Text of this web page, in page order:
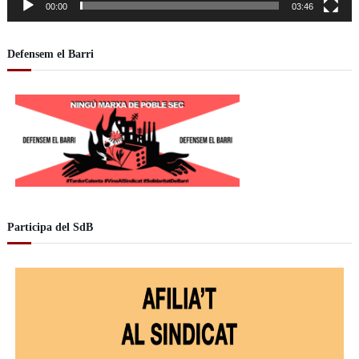
d
v
í
00:00 03:46
Defensem el Barri
Participa del SdB